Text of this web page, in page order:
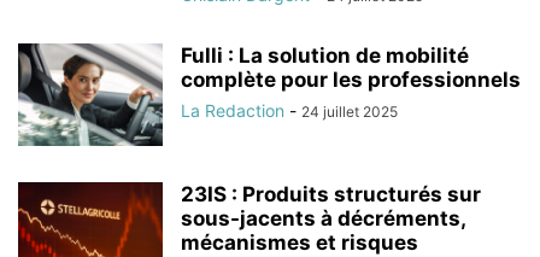
Fulli : La solution de mobilité
complète pour les professionnels
La Redaction - 24 juillet 2025
23IS : Produits structurés sur
sous-jacents à décréments,
mécanismes et risques